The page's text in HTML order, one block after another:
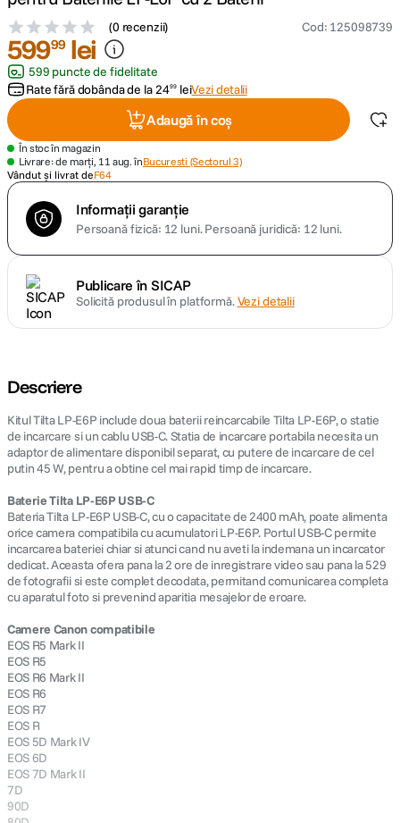
(0 recenzii) Cod: 125098739
59999 lei
599 puncte de fidelitate
Rate fără dobânda de la2499 leiVezi detalii
Adaugă în coș
În stoc în magazin
Livrare: de marți, 11 aug. înBucuresti (Sectorul 3)
Vândut și livrat deF64
Informații garanție
Persoană fizică: 12 luni.Persoană juridică: 12 luni.
Publicare în SICAP
Solicită produsul în platformă.Vezi detalii
Descriere
Kitul Tilta LP-E6P include doua baterii reincarcabile Tilta LP-E6P, o statie
de incarcare si un cablu USB-C. Statia de incarcare portabila necesita un
adaptor de alimentare disponibil separat, cu putere de incarcare de cel
putin 45 W, pentru a obtine cel mai rapid timp de incarcare.
Baterie Tilta LP-E6P USB-C
Bateria Tilta LP-E6P USB-C, cu o capacitate de 2400 mAh, poate alimenta
orice camera compatibila cu acumulatori LP-E6P. Portul USB-C permite
incarcarea bateriei chiar si atunci cand nu aveti la indemana un incarcator
dedicat. Aceasta ofera pana la 2 ore de inregistrare video sau pana la 529
de fotografii si este complet decodata, permitand comunicarea completa
cu aparatul foto si prevenind aparitia mesajelor de eroare.
Camere Canon compatibile
EOS R5 Mark II
EOS R5
EOS R6 Mark II
EOS R6
EOS R7
EOS R
EOS 5D Mark IV
EOS 6D
EOS 7D Mark II
7D
90D